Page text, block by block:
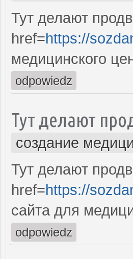
Тут делают
href=https://
медицинского
odpowiedz
Тут делают
создание
Тут делают
href=https://
сайта для
odpowiedz